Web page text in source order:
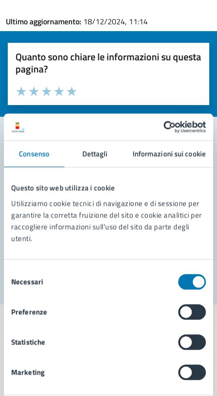
Consenso Dettagli Informazioni sui cookie
Questo sito web utilizza i cookie
Utilizziamo cookie tecnici di navigazione e di sessione per
garantire la corretta fruizione del sito e cookie analitici per
raccogliere informazioni sull'uso del sito da parte degli
utenti.
delNecessari
Preferenze
Statistiche
Marketing
Ultimo aggiornamento: 18/12/2024, 11:14
Quanto sono chiare le informazioni su questa
pagina?
Valuta la chiarezza delle informazioni (da 1 a 5 stelle)
Seleziona il numero di stelle per valutare la chiarezza delle
Valuta 5 stelle su 5
Valuta 4 stelle su 5
Valuta 3 stelle su 5
Valuta 2 stelle su 5
Valuta 1 stelle su 5
Contatta il comune
Richiedi assistenza
Prenota appuntamento
Problemi in città